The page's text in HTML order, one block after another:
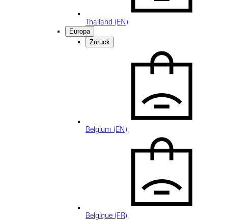
Thailand (EN)
Europa
Zurück
Belgium (EN)
Belgique (FR)